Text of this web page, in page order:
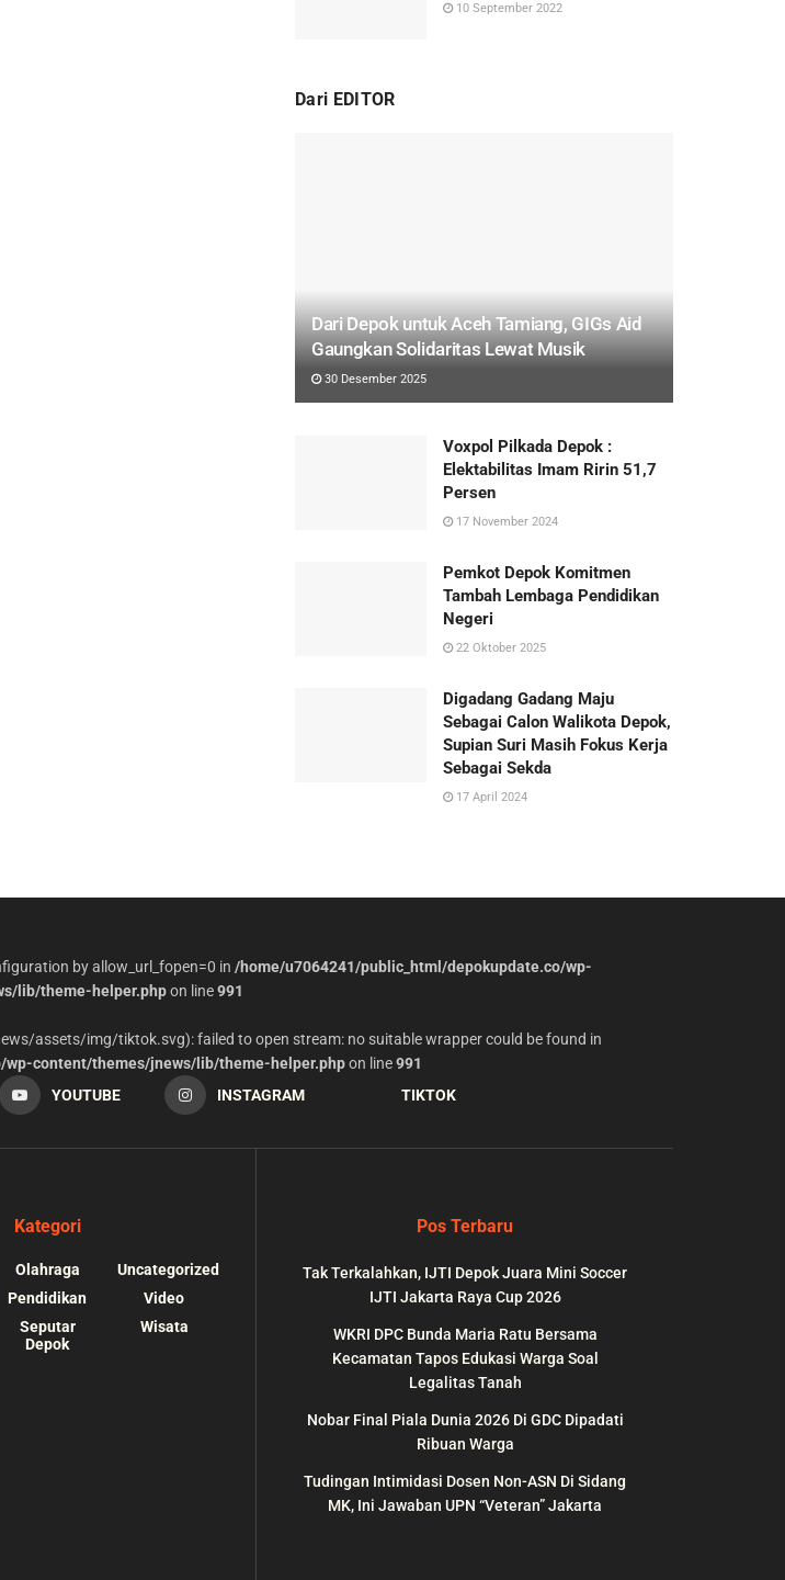
10 September 2022
Dari EDITOR
Dari Depok untuk Aceh Tamiang, GIGs Aid
Gaungkan Solidaritas Lewat Musik
30 Desember 2025
Voxpol Pilkada Depok :
Elektabilitas Imam Ririn 51,7
Persen
17 November 2024
Pemkot Depok Komitmen
Tambah Lembaga Pendidikan
Negeri
22 Oktober 2025
Digadang Gadang Maju
Sebagai Calon Walikota Depok,
Supian Suri Masih Fokus Kerja
Sebagai Sekda
17 April 2024
by allow_url_fopen=0 in /home/u7064241/public_html/depokupdate.co/wp-
lib/theme-helper.phpon line991
assets/img/tiktok.svg): failed to open stream: no suitable wrapper could be found in
content/themes/jnews/lib/theme-helper.phpon line991
YOUTUBE INSTAGRAM TIKTOK
Kategori
Olahraga
Pendidikan
Seputar
Depok
Uncategorized
Video
Wisata
Pos Terbaru
Tak Terkalahkan, IJTI Depok Juara Mini Soccer
IJTI Jakarta Raya Cup 2026
WKRI DPC Bunda Maria Ratu Bersama
Kecamatan Tapos Edukasi Warga Soal
Legalitas Tanah
Nobar Final Piala Dunia 2026 Di GDC Dipadati
Ribuan Warga
Tudingan Intimidasi Dosen Non-ASN Di Sidang
MK, Ini Jawaban UPN “Veteran” Jakarta
u7064241/public_html/depokupdate.co/wp-on 991